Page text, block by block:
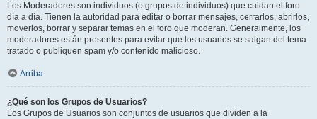
Los Moderadores son individuos (o grupos de individuos) que cuidan el foro
día a día. Tienen la autoridad para editar o borrar mensajes, cerrarlos, abrirlos,
moverlos, borrar y separar temas en el foro que moderan. Generalmente, los
moderadores están presentes para evitar que los usuarios se salgan del tema
tratado o publiquen spam y/o contenido malicioso.
Arriba
¿Qué son los Grupos de Usuarios?
Los Grupos de Usuarios son conjuntos de usuarios que dividen a la